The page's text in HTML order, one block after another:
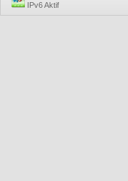
IPv6 Aktif